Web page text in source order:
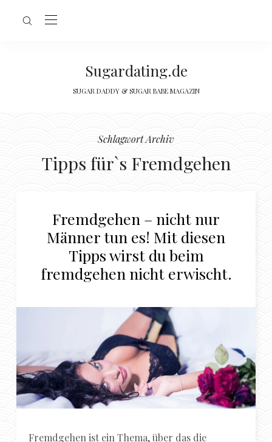
Sugardating.de
SUGAR DADDY & SUGAR BABE MAGAZIN
Schlagwort Archiv
Tipps für`s Fremdgehen
Fremdgehen – nicht nur
Männer tun es! Mit diesen
Tipps wirst du beim
fremdgehen nicht erwischt.
Fremdgehen ist ein Thema, über das die